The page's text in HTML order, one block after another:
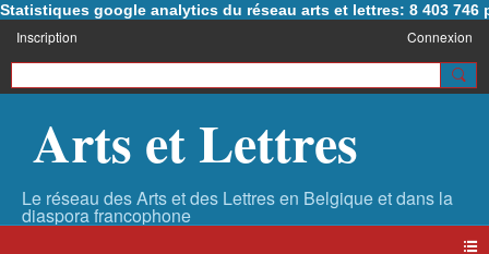
Statistiques google analytics du réseau arts et lettres: 8 403 746
Inscription Connexion
Arts et Lettres